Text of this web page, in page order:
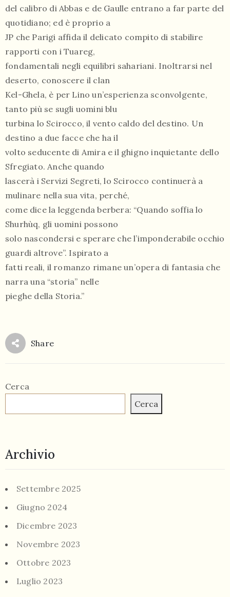
del calibro di Abbas e de Gaulle entrano a far parte del
quotidiano; ed è proprio a
JP che Parigi affida il delicato compito di stabilire
rapporti con i Tuareg,
fondamentali negli equilibri sahariani. Inoltrarsi nel
deserto, conoscere il clan
Kel-Ghela, è per Lino un’esperienza sconvolgente,
tanto più se sugli uomini blu
turbina lo Scirocco, il vento caldo del destino. Un
destino a due facce che ha il
volto seducente di Amira e il ghigno inquietante dello
Sfregiato. Anche quando
lascerà i Servizi Segreti, lo Scirocco continuerà a
mulinare nella sua vita, perché,
come dice la leggenda berbera: “Quando soffia lo
Shurhùq, gli uomini possono
solo nascondersi e sperare che l’imponderabile occhio
guardi altrove”. Ispirato a
fatti reali, il romanzo rimane un’opera di fantasia che
narra una “storia” nelle
pieghe della Storia.”
Share
Cerca
Cerca
Archivio
Settembre 2025
Giugno 2024
Dicembre 2023
Novembre 2023
Ottobre 2023
Luglio 2023